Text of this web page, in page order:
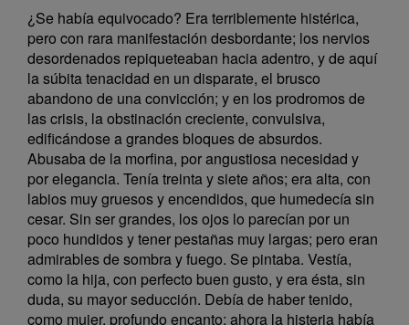
¿Se había equivocado? Era terriblemente histérica,
pero con rara manifestación desbordante; los nervios
desordenados repiqueteaban hacia adentro, y de aquí
la súbita tenacidad en un disparate, el brusco
abandono de una convicción; y en los prodromos de
las crisis, la obstinación creciente, convulsiva,
edificándose a grandes bloques de absurdos.
Abusaba de la morfina, por angustiosa necesidad y
por elegancia. Tenía treinta y siete años; era alta, con
labios muy gruesos y encendidos, que humedecía sin
cesar. Sin ser grandes, los ojos lo parecían por un
poco hundidos y tener pestañas muy largas; pero eran
admirables de sombra y fuego. Se pintaba. Vestía,
como la hija, con perfecto buen gusto, y era ésta, sin
duda, su mayor seducción. Debía de haber tenido,
como mujer, profundo encanto; ahora la histeria había